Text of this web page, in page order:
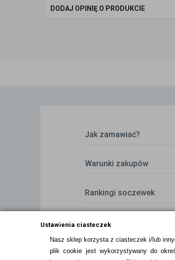
Ustawienia ciasteczek
Nasz sklep korzysta z ciasteczek i/lub
plik cookie jest wykorzystywany do
DODAJ OPINIĘ O PRODUKCIE
Jak zamawiać?
Warunki zakupów
Rankingi soczewek
Zwrot (odstąpienie od
ZMIEŃ USTAWIENIA